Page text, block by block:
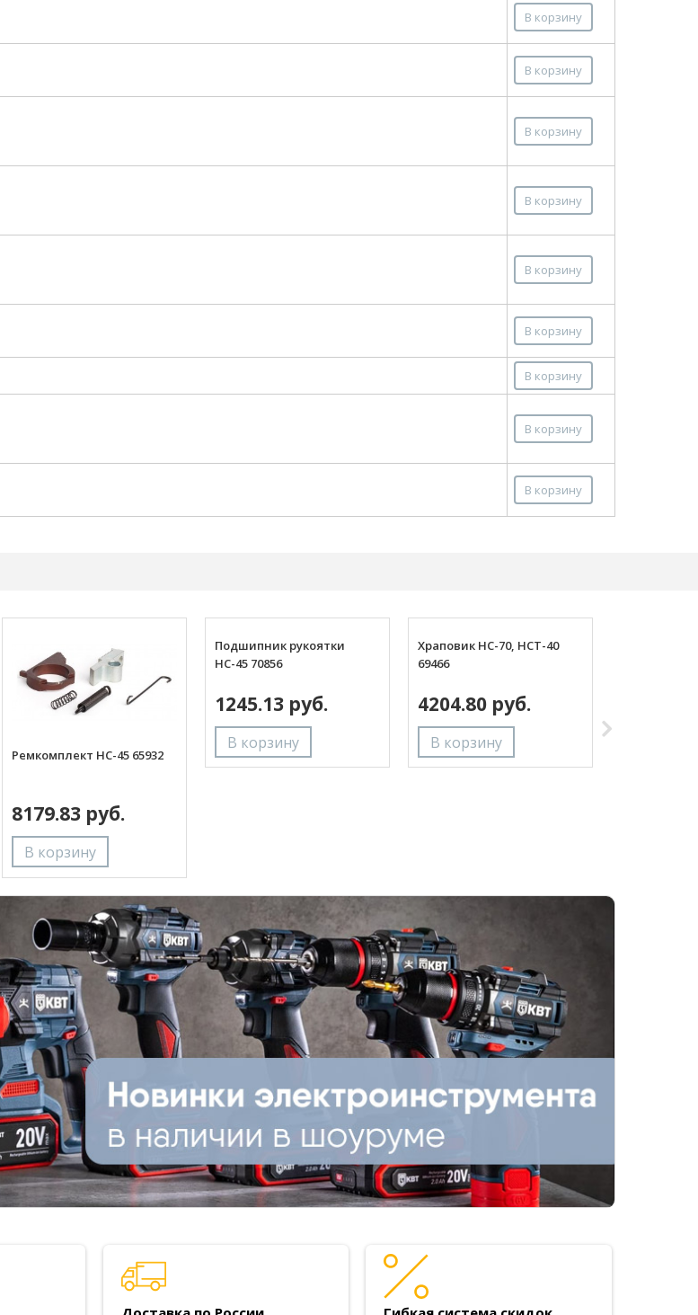
В корзину
В корзину
В корзину
В корзину
В корзину
В корзину
В корзину
В корзину
В корзину
Ремкомплект НС-45 65932
8179.83 руб.
Подшипник рукоятки
НС-45 70856
1245.13 руб.
Храповик НС-70, НСТ-40
69466
4204.80 руб.